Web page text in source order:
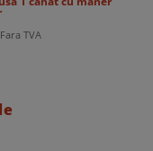
Fara TVA